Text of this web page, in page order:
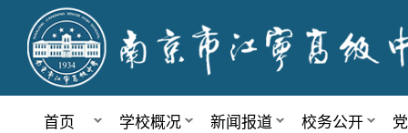
首页 学校概况 新闻报道 校务公开